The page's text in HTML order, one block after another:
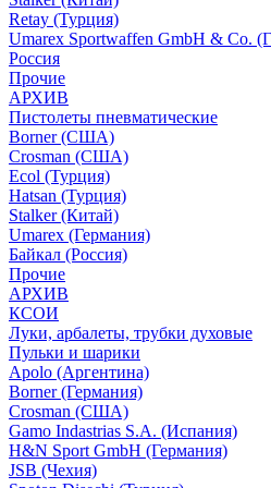
Retay (Турция)
Umarex Sportwaffen GmbH & Co.
Россия
Прочие
АРХИВ
Пистолеты пневматические
Borner (США)
Crosman (США)
Ecol (Турция)
Hatsan (Турция)
Stalker (Китай)
Umarex (Германия)
Байкал (Россия)
Прочие
АРХИВ
КСОИ
Луки, арбалеты, трубки духовые
Пульки и шарики
Apolo (Аргентина)
Borner (Германия)
Crosman (США)
Gamo Indastrias S.A. (Испания)
H&N Sport GmbH (Германия)
JSB (Чехия)